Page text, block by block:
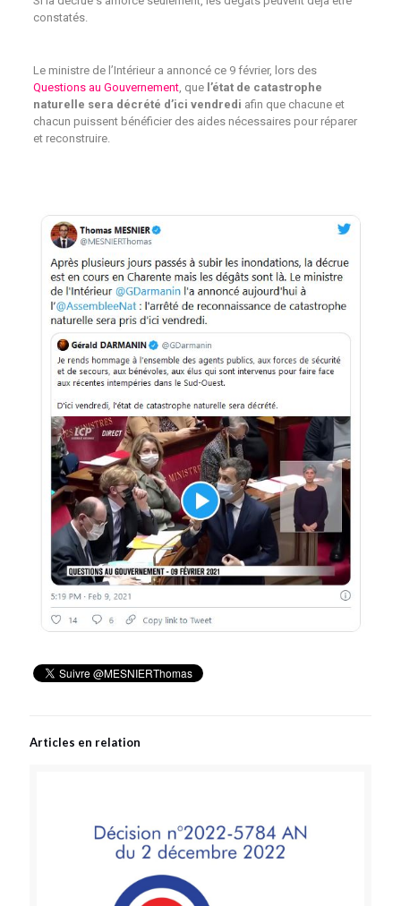
constatés.
Le ministre de l’Intérieur a annoncé ce 9 février, lors des
Questions au Gouvernement, quel’état de catastrophe
naturelle sera décrété d’ici vendredi afin que chacune et
chacun puissent bénéficier des aides nécessaires pour réparer
et reconstruire.
Articles en relation